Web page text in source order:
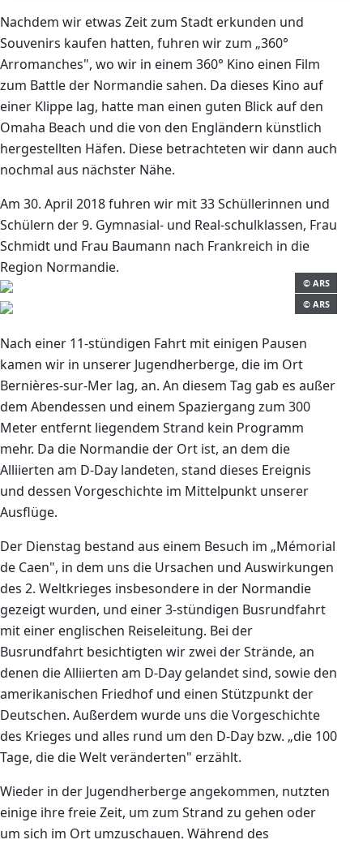
Nachdem wir etwas Zeit zum Stadt erkunden und
Souvenirs kaufen hatten, fuhren wir zum „360°
Arromanches", wo wir in einem 360° Kino einen Film
zum Battle der Normandie sahen. Da dieses Kino auf
einer Klippe lag, hatte man einen guten Blick auf den
Omaha Beach und die von den Engländern künstlich
hergestellten Häfen. Diese betrachteten wir dann auch
nochmal aus nächster Nähe.
Am 30. April 2018 fuhren wir mit 33 Schüllerinnen und
Schülern der 9. Gymnasial- und Real-schulklassen, Frau
Schmidt und Frau Baumann nach Frankreich in die
Region Normandie.
© ARS
© ARS
Nach einer 11-stündigen Fahrt mit einigen Pausen
kamen wir in unserer Jugendherberge, die im Ort
Bernières-sur-Mer lag, an. An diesem Tag gab es außer
dem Abendessen und einem Spaziergang zum 300
Meter entfernt liegendem Strand kein Programm
mehr. Da die Normandie der Ort ist, an dem die
Alliierten am D-Day landeten, stand dieses Ereignis
und dessen Vorgeschichte im Mittelpunkt unserer
Ausflüge.
Der Dienstag bestand aus einem Besuch im „Mémorial
de Caen", in dem uns die Ursachen und Auswirkungen
des 2. Weltkrieges insbesondere in der Normandie
gezeigt wurden, und einer 3-stündigen Busrundfahrt
mit einer englischen Reiseleitung. Bei der
Busrundfahrt besichtigten wir zwei der Strände, an
denen die Alliierten am D-Day gelandet sind, sowie den
amerikanischen Friedhof und einen Stützpunkt der
Deutschen. Außerdem wurde uns die Vorgeschichte
des Krieges und alles rund um den D-Day bzw. „die 100
Tage, die die Welt veränderten" erzählt.
Wieder in der Jugendherberge angekommen, nutzten
einige ihre freie Zeit, um zum Strand zu gehen oder
um sich im Ort umzuschauen. Während des